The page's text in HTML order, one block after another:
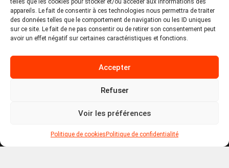
telles que les cookies pour stocker et/ou accéder aux informations des
appareils. Le fait de consentir à ces technologies nous permettra de traiter
des données telles que le comportement de navigation ou les ID uniques
sur ce site. Le fait de ne pas consentir ou de retirer son consentement peut
avoir un effet négatif sur certaines caractéristiques et fonctions.
Accepter
Refuser
Voir les préférences
Politique de cookies Politique de confidentialité
09 71 37 25 93
Politique de cookies